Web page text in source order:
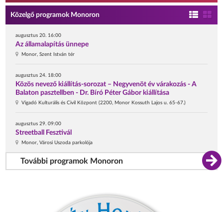
Közelgő programok Monoron
augusztus 20. 16:00
Az államalapítás ünnepe
Monor, Szent István tér
augusztus 24. 18:00
Közös nevező kiállítás-sorozat – Negyvenöt év várakozás - A
Balaton pasztellben - Dr. Bíró Péter Gábor kiállítása
Vigadó Kulturális és Civil Központ (2200, Monor Kossuth Lajos u. 65-67.)
augusztus 29. 09:00
Streetball Fesztivál
Monor, Városi Uszoda parkolója
További programok Monoron